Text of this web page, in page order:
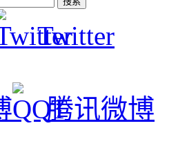
Twitter
腾讯微博